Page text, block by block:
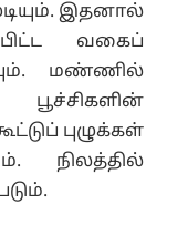
இதனால்
வகைப்
மண்ணில்
புழுக்கள்
நிலத்தில்